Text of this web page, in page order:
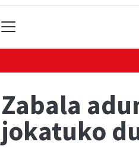
Zabala
jokatuko